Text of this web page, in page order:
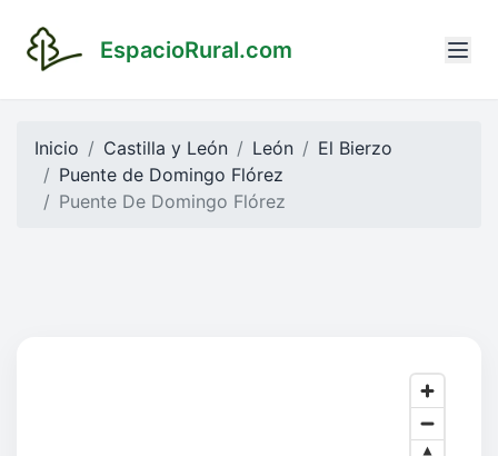
EspacioRural.com
Inicio Castilla y León León
El Bierzo
Puente de Domingo Flórez
Puente De Domingo Flórez